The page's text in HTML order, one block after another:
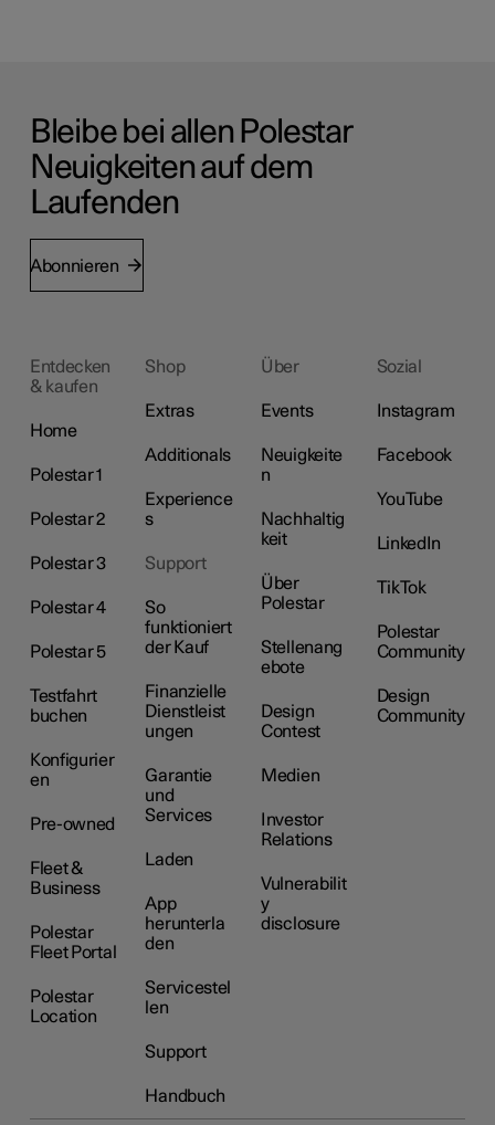
Bleibe bei allen Polestar
Neuigkeiten auf dem
Laufenden
Abonnieren
Entdecken
& kaufen
Home
Polestar 1
Polestar 2
Polestar 3
Polestar 4
Polestar 5
Testfahrt
buchen
Konfigurier
en
Pre-owned
Fleet &
Business
Polestar
Fleet Portal
Polestar
Location
Shop
Extras
Additionals
Experience
s
Support
So
funktioniert
der Kauf
Finanzielle
Dienstleist
ungen
Garantie
und
Services
Laden
App
herunterla
den
Servicestel
len
Support
Handbuch
Über
Events
Neuigkeite
n
Nachhaltig
keit
Über
Polestar
Stellenang
ebote
Design
Contest
Medien
Investor
Relations
Vulnerabilit
y
disclosure
Sozial
Instagram
Facebook
YouTube
LinkedIn
TikTok
Polestar
Community
Design
Community